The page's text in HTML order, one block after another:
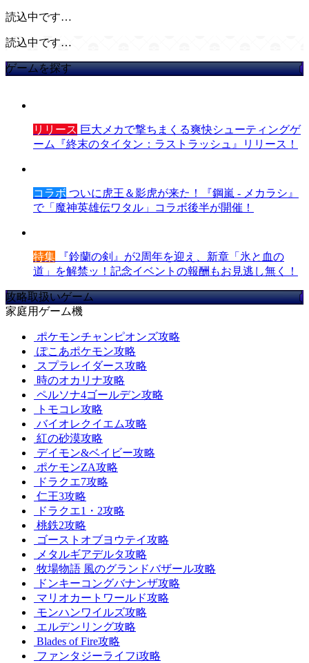
読込中です…
読込中です…
ゲームを探す
リリース 巨大メカで撃ちまくる爽快シューティングゲ
ーム『終末のタイタン：ラストラッシュ』リリース！
コラボ ついに虎王＆影虎が来た！『鋼嵐 - メカラシ』
で「魔神英雄伝ワタル」コラボ後半が開催！
特集 『鈴蘭の剣』が2周年を迎え、新章「氷と血の
道」を解禁ッ！記念イベントの報酬もお見逃し無く！
攻略取扱いゲーム
家庭用ゲーム機
ポケモンチャンピオンズ攻略
ぽこあポケモン攻略
スプラレイダース攻略
時のオカリナ攻略
ペルソナ4ゴールデン攻略
トモコレ攻略
バイオレクイエム攻略
紅の砂漠攻略
デイモン&ベイビー攻略
ポケモンZA攻略
ドラクエ7攻略
仁王3攻略
ドラクエ1・2攻略
桃鉄2攻略
ゴーストオブヨウテイ攻略
メタルギアデルタ攻略
牧場物語 風のグランドバザール攻略
ドンキーコングバナンザ攻略
マリオカートワールド攻略
モンハンワイルズ攻略
エルデンリング攻略
Blades of Fire攻略
ファンタジーライフi攻略